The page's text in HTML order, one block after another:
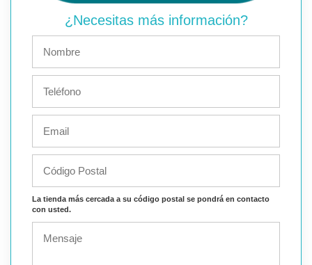
¿Necesitas más información?
La tienda más cercada a su código postal se pondrá en contacto
con usted.